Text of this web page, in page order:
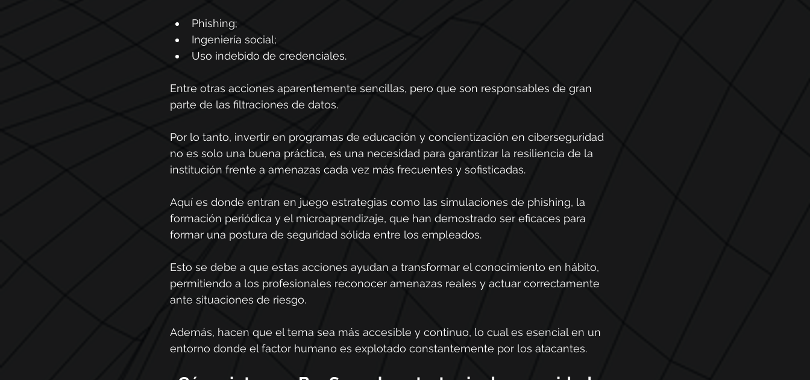
Phishing;
Ingeniería social;
Uso indebido de credenciales.
Entre otras acciones aparentemente sencillas, pero que son responsables de gran
parte de las filtraciones de datos.
Por lo tanto, invertir en programas de educación y concientización en ciberseguridad
no es solo una buena práctica, es una necesidad para garantizar la resiliencia de la
institución frente a amenazas cada vez más frecuentes y sofisticadas.
Aquí es donde entran en juego estrategias como las simulaciones de phishing, la
formación periódica y el microaprendizaje, que han demostrado ser eficaces para
formar una postura de seguridad sólida entre los empleados.
Esto se debe a que estas acciones ayudan a transformar el conocimiento en hábito,
permitiendo a los profesionales reconocer amenazas reales y actuar correctamente
ante situaciones de riesgo.
Además, hacen que el tema sea más accesible y continuo, lo cual es esencial en un
entorno donde el factor humano es explotado constantemente por los atacantes.